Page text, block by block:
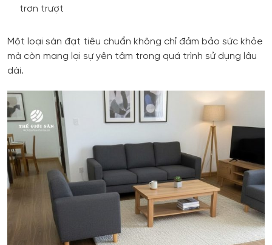
trơn trượt
Một loại sàn đạt tiêu chuẩn không chỉ đảm bảo sức khỏe
mà còn mang lại sự yên tâm trong quá trình sử dụng lâu
dài.